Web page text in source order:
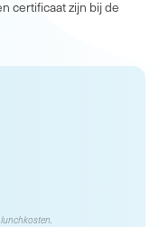
certificaat zijn bij de